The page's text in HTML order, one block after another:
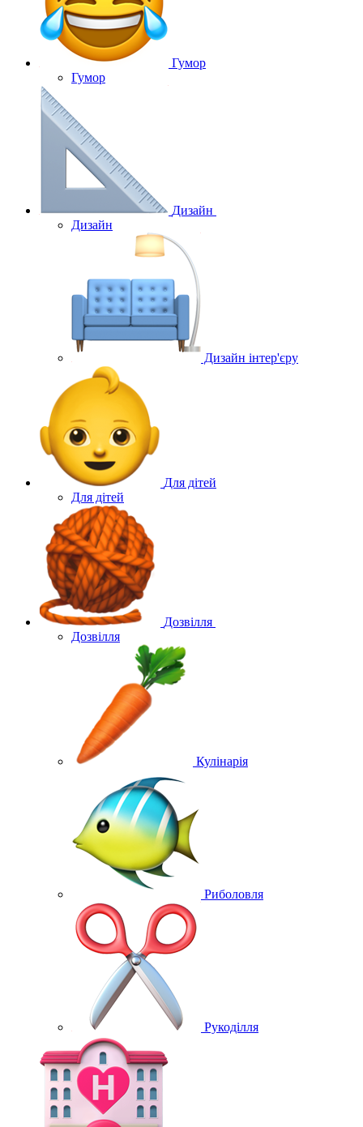
Гумор
Гумор
Дизайн
Дизайн
Дизайн інтер'єру
Для дітей
Для дітей
Дозвілля
Дозвілля
Кулінарія
Риболовля
Рукоділля